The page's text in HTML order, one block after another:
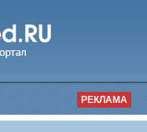
РЕКЛАМА